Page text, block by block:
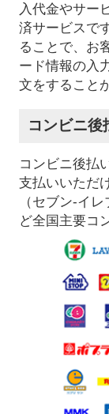
入代金やサー
済サービスで
ることで、お
ード情報の入
文をすること
コンビニ後
コンビニ後払
支払いいただ
（セブン-イ
ど全国主要コ